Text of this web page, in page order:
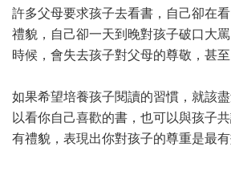
許多父母要求孩子去看書，自己卻在
禮貌，自己卻一天到晚對孩子破口大
時候，會失去孩子對父母的尊敬，甚至
如果希望培養孩子閱讀的習慣，就該
以看你自己喜歡的書，也可以與孩子
有禮貌，表現出你對孩子的尊重是最有